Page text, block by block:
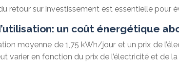
retour sur investissement est essentielle
un coût énergétique
moyenne de 1,75 kWh/jour et un prix de
varier en fonction du prix de l’électricité et de